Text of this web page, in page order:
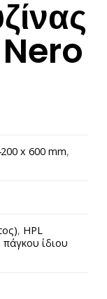
x 600 mm,
, HPL
πάγκου ίδιου